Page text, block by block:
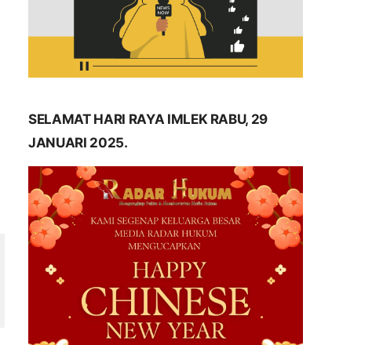
SELAMAT HARI RAYA IMLEK RABU, 29
JANUARI 2025.